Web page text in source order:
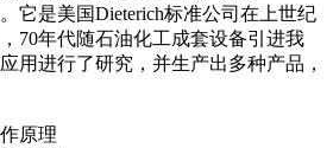
它是美国Dieterich标准公司在上世纪
70年代随石油化工成套设备引进我
用进行了研究，并生产出多种产品，
原理